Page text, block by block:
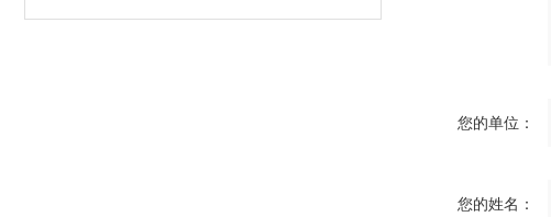
您的单位：
您的姓名：